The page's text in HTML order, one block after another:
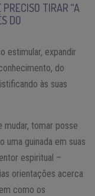
TIRAR “A
DO
estimular, expandir
do
às suas
mudar, tomar posse
uma guinada em suas
espiritual –
orientações acerca
como os